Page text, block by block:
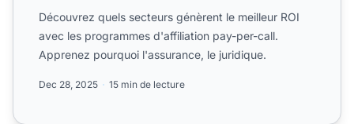
Découvrez quels secteurs génèrent le meilleur ROI
avec les programmes d'affiliation pay-per-call.
Apprenez pourquoi l'assurance, le juridique.
Dec 28, 2025 15 min de lecture